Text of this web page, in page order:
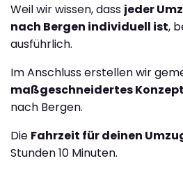
Weil wir wissen, dass jeder
nach Bergen individuell ist,
ausführlich.
Im Anschluss erstellen wir
maßgeschneidertes Konzept
nach Bergen.
Die Fahrzeit für deinen
Stunden 10 Minuten.